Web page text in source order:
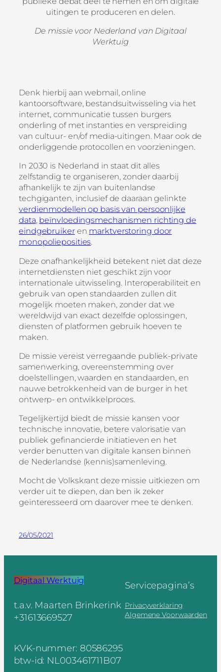
uitingen te produceren en delen.
De missie voor Nederland van Digitaal
Werktuig
Denk hierbij aan webmail, online
kantoorsoftware, bestandsuitwisseling via het
internet, communicatie tussen burgers
onderling of met instanties en verspreiding
van cultuur- en/of media-uitingen. Maar ook de
onderliggende protocollen en voorzieningen.
In 2030 is Nederland in staat dit alles
zelfstandig te organiseren, zonder daarbij
afhankelijk te zijn van buitenlandse
techgiganten, inclusief de daaraan gelinkte
verdienmodellen op basis van persoonlijke
data, beïnvloedingsmechanismen richting de
eindgebruikeren marktverstoring door
monopolieposities.
Deze onafhankelijkheid betekent niet dat deze
internetdiensten niet geschikt zijn voor
internationale uitwisseling. Interoperabiliteit en
gebruik van open standaarden zullen dit
mogelijk moeten maken, zonder dat we
wereldwijd van exact dezelfde oplossingen,
diensten of platformen gebruik hoeven te
maken.
De missie vereist verregaande publiek-private
samenwerking, overeenstemming over
doelstellingen, waarden en standaarden, en
nauwe betrokkenheid van de burger in het
ontwerp- en ontwikkelproces.
Tegelijkertijd biedt de missie kansen voor
technische innovatie, betere valorisatie van
publiek gefinancierde initiatieven en het
verder benutten van digitale kansen binnen
de Nederlandse (kennis)samenleving.
Mocht de Volkskrant deze missie uitkiezen om
verder uit te diepen, dan ben ik zeker
geïnteresseerd om daarover mee te denken.
26/05/2021
Digitaal Werktuig
t.a.v. Maarten Brinkerink
+31613669527
KVK-nummer: 80586295
btw-id: NL003461711B07
Servicepagina’s
Privacyverklaring
Algemene Voorwaarden